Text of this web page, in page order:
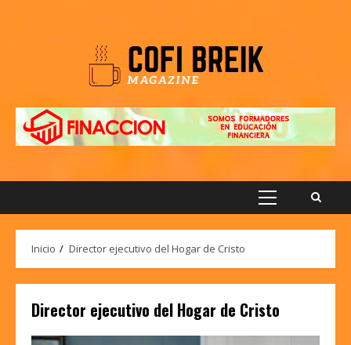
Menú
Inicio Director ejecutivo del Hogar de Cristo
Director ejecutivo del Hogar de Cristo